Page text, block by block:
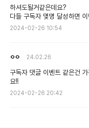
하셔도될거같은데요?
다들 구독자 몇명 달성하면
2024-02-26 10:54
ㅇㅇ 24.02.26
구독자 댓글 이벤트 같은건
요!!
2024-02-26 20:42